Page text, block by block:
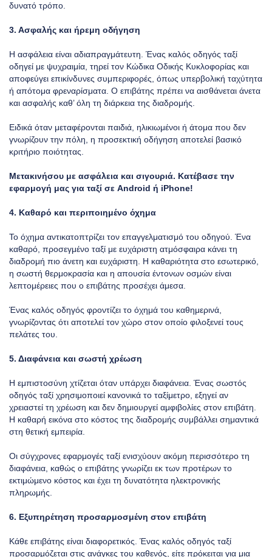
δυνατό τρόπο.
3. Ασφαλής και ήρεμη οδήγηση
Η ασφάλεια είναι αδιαπραγμάτευτη. Ένας καλός οδηγός ταξί
οδηγεί με ψυχραιμία, τηρεί τον Κώδικα Οδικής Κυκλοφορίας και
αποφεύγει επικίνδυνες συμπεριφορές, όπως υπερβολική ταχύτητα
ή απότομα φρεναρίσματα. Ο επιβάτης πρέπει να αισθάνεται άνετα
και ασφαλής καθ’ όλη τη διάρκεια της διαδρομής.
Ειδικά όταν μεταφέρονται παιδιά, ηλικιωμένοι ή άτομα που δεν
γνωρίζουν την πόλη, η προσεκτική οδήγηση αποτελεί βασικό
κριτήριο ποιότητας.
Μετακινήσου με ασφάλεια και σιγουριά. Κατέβασε την
εφαρμογή μας για ταξί σε Android ή iPhone!
4. Καθαρό και περιποιημένο όχημα
Το όχημα αντικατοπτρίζει τον επαγγελματισμό του οδηγού. Ένα
καθαρό, προσεγμένο ταξί με ευχάριστη ατμόσφαιρα κάνει τη
διαδρομή πιο άνετη και ευχάριστη. Η καθαριότητα στο εσωτερικό,
η σωστή θερμοκρασία και η απουσία έντονων οσμών είναι
λεπτομέρειες που ο επιβάτης προσέχει άμεσα.
Ένας καλός οδηγός φροντίζει το όχημά του καθημερινά,
γνωρίζοντας ότι αποτελεί τον χώρο στον οποίο φιλοξενεί τους
πελάτες του.
5. Διαφάνεια και σωστή χρέωση
Η εμπιστοσύνη χτίζεται όταν υπάρχει διαφάνεια. Ένας σωστός
οδηγός ταξί χρησιμοποιεί κανονικά το ταξίμετρο, εξηγεί αν
χρειαστεί τη χρέωση και δεν δημιουργεί αμφιβολίες στον επιβάτη.
Η καθαρή εικόνα στο κόστος της διαδρομής συμβάλλει σημαντικά
στη θετική εμπειρία.
Οι σύγχρονες εφαρμογές ταξί ενισχύουν ακόμη περισσότερο τη
διαφάνεια, καθώς ο επιβάτης γνωρίζει εκ των προτέρων το
εκτιμώμενο κόστος και έχει τη δυνατότητα ηλεκτρονικής
πληρωμής.
6. Εξυπηρέτηση προσαρμοσμένη στον επιβάτη
Κάθε επιβάτης είναι διαφορετικός. Ένας καλός οδηγός ταξί
προσαρμόζεται στις ανάγκες του καθενός, είτε πρόκειται για μια